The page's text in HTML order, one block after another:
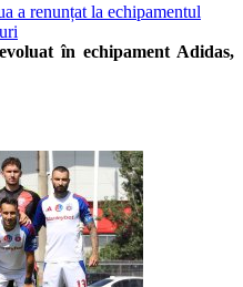
a renunțat la echipamentul
în echipament Adidas,